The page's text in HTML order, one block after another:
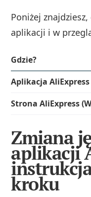
Poniżej
aplikacji i w
Gdzie?
Aplikacja AliExpress
Strona AliExpress
Zmiana
aplikacji
kroku